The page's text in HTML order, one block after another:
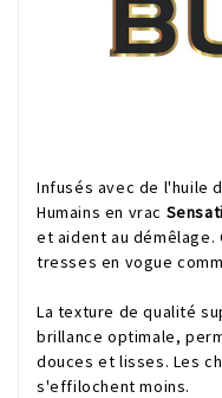
Infusés avec de l'huile
Humains en vrac
et aident au démêlage.
tresses en vogue
La texture de qualité
brillance optimale,
douces et lisses. Les
s'effilochent moins.